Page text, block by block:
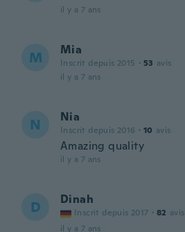
il y a 7 ans
M Mia
Inscrit depuis 2015 · 53 avis
il y a 7 ans
N Nia
Inscrit depuis 2016 · 10 avis
Amazing quality
il y a 7 ans
D Dinah
Inscrit depuis 2017 · 82 avis
il y a 7 ans